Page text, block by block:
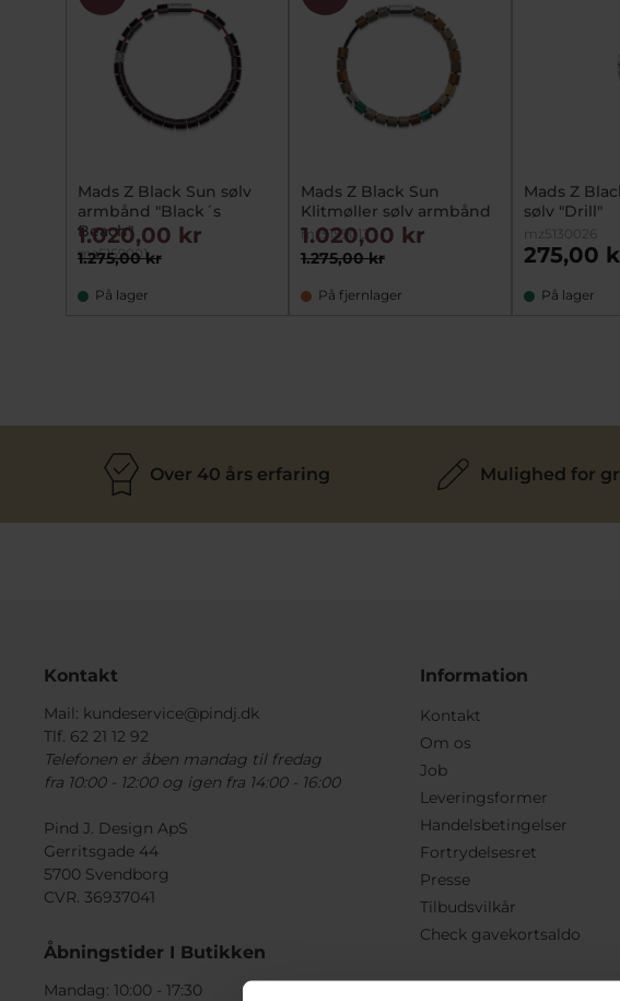
Mads Z Black Sun sølv
armbånd "Black´s
Beach"
mz5159001
1.275,00 kr
1.020,00 kr
På lager
Mads Z Black Sun
Klitmøller sølv armbånd
mz5159013
1.275,00 kr
1.020,00 kr
På fjernlager
Mads Z
sølv "Drill"
mz5130026
275,00
På lager
Over 40 års erfaring Mulighed for
Kontakt
Mail: kundeservice@pindj.dk
Tlf. 62 21 12 92
Telefonen er åben mandag til fredag
fra 10:00 - 12:00 og igen fra 14:00 - 16:00
Pind J. Design ApS
Gerritsgade 44
5700 Svendborg
CVR. 36937041
Åbningstider I Butikken
Mandag: 10:00 - 17:30
Information
Kontakt
Om os
Job
Leveringsformer
Handelsbetingelser
Fortrydelsesret
Presse
Tilbudsvilkår
Check gavekortsaldo